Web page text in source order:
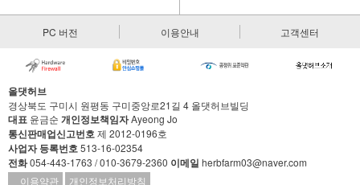
PC 버전 이용안내 고객센터
올댓허브
경상북도 구미시 원평동 구미중앙로21길 4 올댓허브빌딩
대표 윤금순 개인정보책임자Ayeong Jo
통신판매업신고번호 제 2012-0196호
사업자 등록번호 513-16-02354
전화054-443-1763 / 010-3679-2360 이메일 herbfarm03@naver.com
이용약관
개인정보처리방침